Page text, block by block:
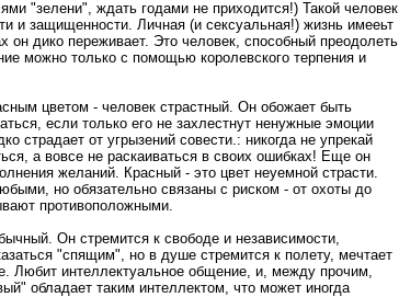
"зелени", ждать годами не приходится!) Такой человек
и защищенности. Личная (и сексуальная!) жизнь имееьт
он дико переживает. Это человек, способный преодолеть
можно только с помощью королевского терпения и
цветом - человек страстный. Он обожает быть
если только его не захлестнут ненужные эмоции
страдает от угрызений совести.: никогда не упрекай
а вовсе не раскаиваться в своих ошибках! Еще он
желаний. Красный - это цвет неуемной страсти.
но обязательно связаны с риском - от охоты до
противоположными.
Он стремится к свободе и независимости,
"спящим", но в душе стремится к полету, мечтает
Любит интеллектуальное общение, и, между прочим,
обладает таким интеллектом, что может иногда